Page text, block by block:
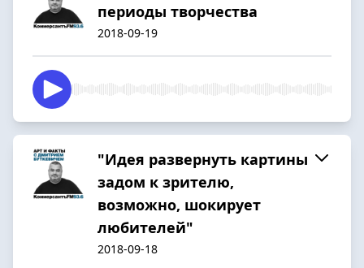
периоды творчества
2018-09-19
"Идея развернуть картины
задом к зрителю,
возможно, шокирует
любителей"
2018-09-18